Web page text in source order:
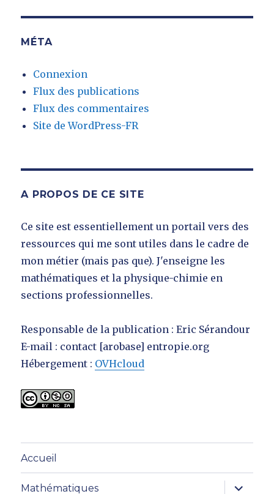
MÉTA
Connexion
Flux des publications
Flux des commentaires
Site de WordPress-FR
A PROPOS DE CE SITE
Ce site est essentiellement un portail vers des
ressources qui me sont utiles dans le cadre de
mon métier (mais pas que). J'enseigne les
mathématiques et la physique-chimie en
sections professionnelles.
Responsable de la publication : Eric Sérandour
E-mail : contact [arobase] entropie.org
Hébergement : OVHcloud
Accueil
Mathématiques
ouvrir